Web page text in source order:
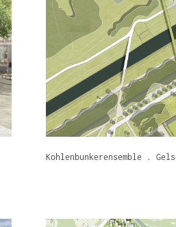
Kohlenbunkerensemble .